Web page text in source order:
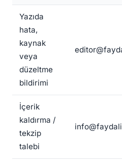
Yazıda
hata,
kaynak
veya
düzeltme
bildirimi
İçerik
kaldırma /
tekzip
talebi